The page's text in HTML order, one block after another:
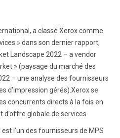
a classé Xerox comme
» dans son dernier rapport,
Landscape 2022 – a vendor
» (paysage du marché des
– une analyse des fournisseurs
d’impression gérés).Xerox se
concurrents directs à la fois en
globale de services.
l’un des fournisseurs de MPS